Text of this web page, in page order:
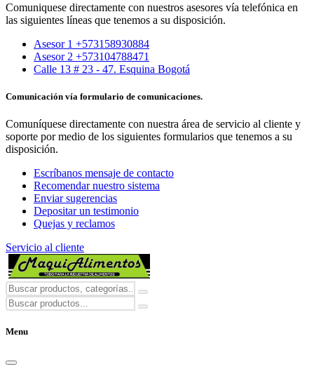
Comuniquese directamente con nuestros asesores vía telefónica en
las siguientes líneas que tenemos a su disposición.
Asesor 1 +573158930884
Asesor 2 +573104788471
Calle 13 # 23 - 47. Esquina Bogotá
Comunicación vía formulario de comunicaciones.
Comuníquese directamente con nuestra área de servicio al cliente y
soporte por medio de los siguientes formularios que tenemos a su
disposición.
Escríbanos mensaje de contacto
Recomendar nuestro sistema
Enviar sugerencias
Depositar un testimonio
Quejas y reclamos
Servicio al cliente
Menu